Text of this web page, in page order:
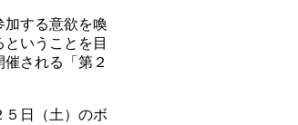
加する意欲を喚
いうことを目
される「第２
日（土）のボ